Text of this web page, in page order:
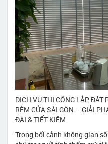
DỊCH VỤ THI CÔNG LẮP ĐẶT
RÈM CỬA SÀI GÒN – GIẢI
ĐẠI & TIẾT KIỆM
Trong bối cảnh không gian